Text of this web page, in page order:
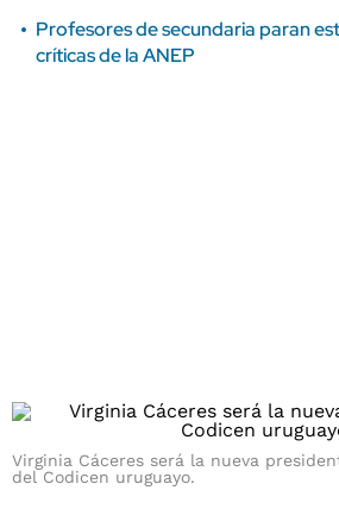
Profesores de secundaria paran
críticas de la ANEP
Virginia Cáceres será la nueva
del Codicen uruguayo.